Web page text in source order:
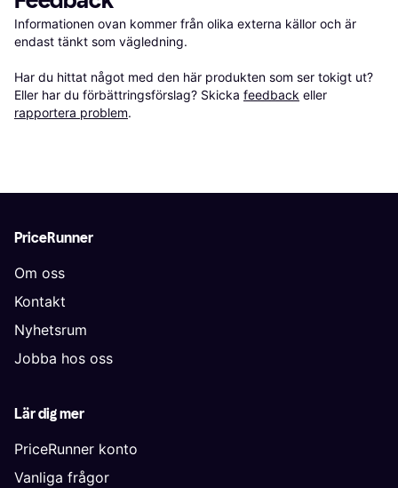
Informationen ovan kommer från olika externa källor och är
endast tänkt som vägledning.
Har du hittat något med den här produkten som ser tokigt ut?
Eller har du förbättringsförslag? Skicka feedback eller
rapportera problem.
PriceRunner
Om oss
Kontakt
Nyhetsrum
Jobba hos oss
Lär dig mer
PriceRunner konto
Vanliga frågor